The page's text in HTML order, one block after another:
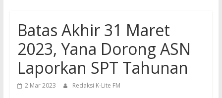
Bandung
Online
News
Batas Akhir 31 Maret
2023, Yana Dorong ASN
Laporkan SPT Tahunan
2 Mar 2023 Redaksi K-Lite FM